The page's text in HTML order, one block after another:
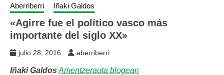
Aberriberri Iñaki Galdos
«Agirre fue el político vasco más
importante del siglo XX»
julio 28, 2016 aberriberri
Iñaki Galdos Amentzerauta blogean